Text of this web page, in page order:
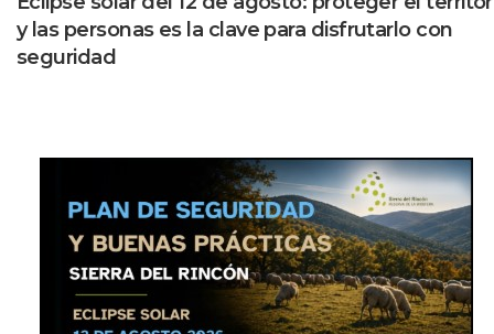
y las personas es la clave para disfrutarlo con
eguridad